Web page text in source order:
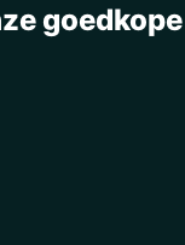
goedkope